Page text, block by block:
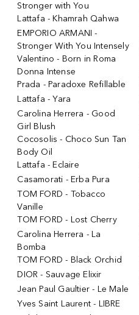
Stronger with You
Lattafa - Khamrah Qahwa
EMPORIO ARMANI -
Stronger With You Intensely
Valentino - Born in Roma
Donna Intense
Prada - Paradoxe Refillable
Lattafa - Yara
Carolina Herrera - Good
Girl Blush
Cocosolis - Choco Sun Tan
Body Oil
Lattafa - Eclaire
Casamorati - Erba Pura
TOM FORD - Tobacco
Vanille
TOM FORD - Lost Cherry
Carolina Herrera - La
Bomba
TOM FORD - Black Orchid
DIOR - Sauvage Elixir
Jean Paul Gaultier - Le Male
Yves Saint Laurent - LIBRE